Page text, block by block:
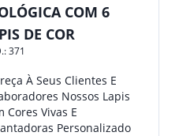
COM 6
DE COR
371
À Seus Clientes E
Nossos Lapis
Cores Vivas E
Personalizado